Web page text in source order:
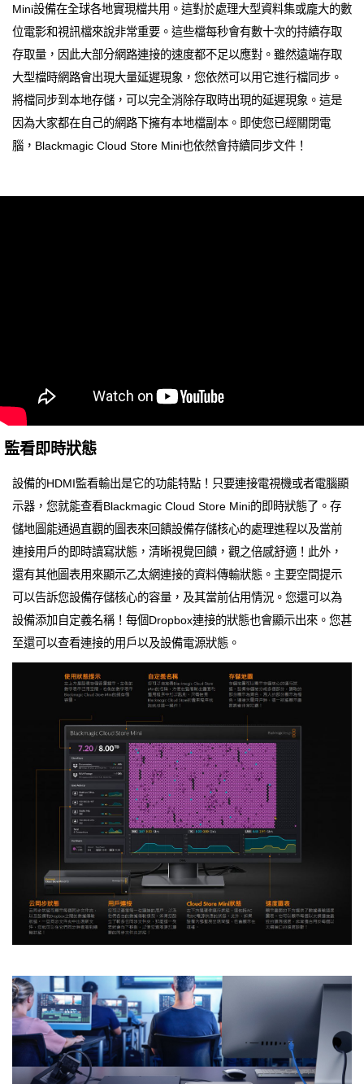
Mini設備在全球各地實現檔共用。這對於處理大型資料集或龐大的數
位電影和視訊檔來說非常重要。這些檔每秒會有數十次的持續存取
存取量，因此大部分網路連接的速度都不足以應對。雖然遠端存取
大型檔時網路會出現大量延遲現象，您依然可以用它進行檔同步。
將檔同步到本地存儲，可以完全消除存取時出現的延遲現象。這是
因為大家都在自己的網路下擁有本地檔副本。即使您已經關閉電
腦，Blackmagic Cloud Store Mini也依然會持續同步文件！
監看即時狀態
設備的HDMI監看輸出是它的功能特點！只要連接電視機或者電腦顯
示器，您就能查看Blackmagic Cloud Store Mini的即時狀態了。存
儲地圖能通過直觀的圖表來回饋設備存儲核心的處理進程以及當前
連接用戶的即時讀寫狀態，清晰視覺回饋，觀之倍感舒適！此外，
還有其他圖表用來顯示乙太網連接的資料傳輸狀態。主要空間提示
可以告訴您設備存儲核心的容量，及其當前佔用情況。您還可以為
設備添加自定義名稱！每個Dropbox連接的狀態也會顯示出來。您甚
至還可以查看連接的用戶以及設備電源狀態。